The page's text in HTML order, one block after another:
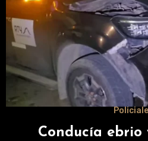
Conducía ebrio